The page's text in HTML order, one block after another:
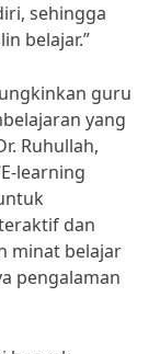
sehingga
belajar.”
guru
yang
Ruhullah,
learning
dan
minat belajar
pengalaman